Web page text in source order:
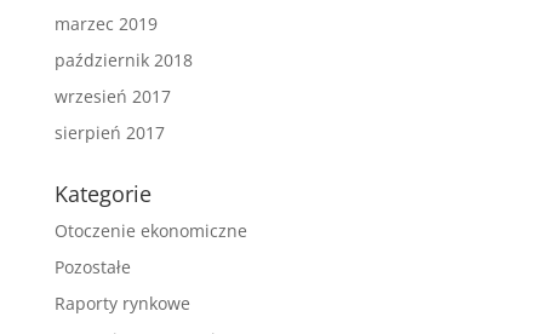
marzec 2019
październik 2018
wrzesień 2017
sierpień 2017
Kategorie
Otoczenie ekonomiczne
Pozostałe
Raporty rynkowe